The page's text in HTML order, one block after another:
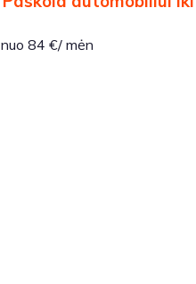
nuo 84 €/ mėn